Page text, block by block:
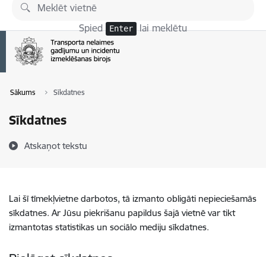
Pāriet uz lapas saturu
Spied Enter lai meklētu
Sākums Sīkdatnes
Sīkdatnes
Atskaņot tekstu
Lai šī tīmekļvietne darbotos, tā izmanto obligāti nepieciešamās
sīkdatnes. Ar Jūsu piekrišanu papildus šajā vietnē var tikt
izmantotas statistikas un sociālo mediju sīkdatnes.